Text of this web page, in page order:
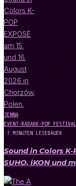
JENNA ·
EVENT-RADARK-POP
· 7 MINUTEN LESEDAUER
Sound in Colors K-
SUHO, iKON und